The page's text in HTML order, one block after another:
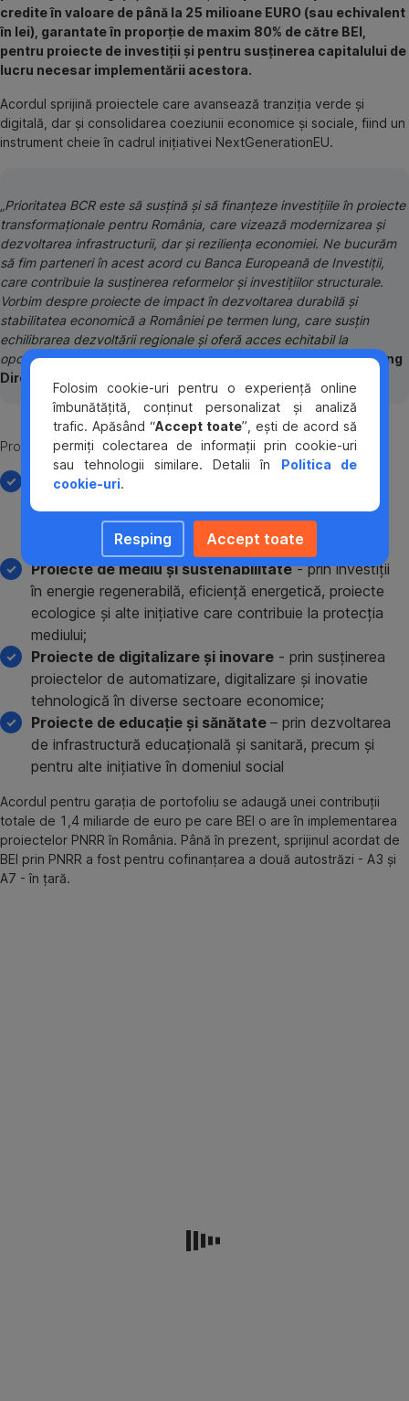
credite în valoare de până la 25 milioane EURO (sau echivalent
în lei), garantate în proporție de maxim 80% de către BEI,
pentru proiecte de investiții și pentru susținerea capitalului de
lucru necesar implementării acestora.
Acordul sprijină proiectele care avansează tranziția verde și
digitală, dar și consolidarea coeziunii economice și sociale, fiind un
instrument cheie în cadrul inițiativei NextGenerationEU.
„Prioritatea BCR este să susțină și să finanțeze investițiile în proiecte
transformaționale pentru România, care vizează modernizarea și
dezvoltarea infrastructurii, dar și reziliența economiei. Ne bucurăm
să fim parteneri în acest acord cu Banca Europeană de Investiții,
care contribuie la susținerea reformelor și investițiilor structurale.
Vorbim despre proiecte de impact în dezvoltarea durabilă și
stabilitatea economică a României pe termen lung, care susțin
echilibrarea dezvoltării regionale și oferă acces echitabil la
oportunități economice”,a declaratBogdan Cernescu, Managing
Director, Head of Corporate Banking BCR.
Proiecte eligibile pentru finanțare BCR cu garanție parțială BEI:
Proiecte de infrastructura
dezvoltarea și modernizarea infrastructurii de
transport, energie, apa și canalizare, precum și a
infrastructurii digitale;
Proiecte de mediu și sustenabilitate- prin investiții
în energie regenerabilă, eficiență energetică, proiecte
ecologice și alte inițiative care contribuie la protecția
mediului;
Proiecte de digitalizare și inovare - prin susținerea
proiectelor de automatizare, digitalizare și inovatie
tehnologică în diverse sectoare economice;
Proiecte de educație și sănătate – prin dezvoltarea
de infrastructură educațională și sanitară, precum și
pentru alte inițiative în domeniul social
Acordul pentru garația de portofoliu se adaugă unei contribuții
totale de 1,4 miliarde de euro pe care BEI o are în implementarea
proiectelor PNRR în România. Până în prezent, sprijinul acordat de
BEI prin PNRR a fost pentru cofinanțarea a două autostrăzi - A3 și
A7 - în țară.
Folosim cookie-uri pentru o experiență online
îmbunătățită, conținut personalizat și analiză
trafic. Apăsând “Accept toate”, ești de acord să
permiți colectarea de informații prin cookie-uri
sau tehnologii similare. Detalii în Politica de
cookie-uri.
Resping Accept toate